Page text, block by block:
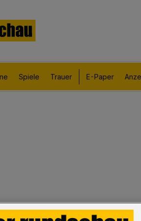
Spiele Trauer E-Paper